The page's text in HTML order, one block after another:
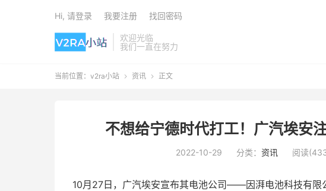
欢迎光临
我们一直在努力
Hi, 请登录 我要注册 找回密码
当前位置： v2ra小站  资讯  正文
不想给宁德时代打工！广汽埃安
2022-10-29 分类： 资讯 阅读
10月27日，广汽埃安宣布其电池公司——因湃电池科技有限